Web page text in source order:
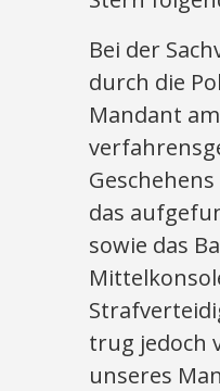
Bei der
durch die
Mandant
das
sowie das
trug jedoch
unseres